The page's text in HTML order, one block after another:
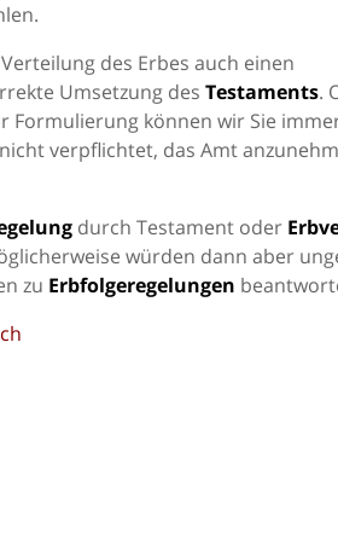
des Erbes auch einen
Umsetzung des Testaments.
Formulierung können wir Sie
verpflichtet, das Amt
durch Testament oder
würden dann aber
zu Erbfolgeregelungen